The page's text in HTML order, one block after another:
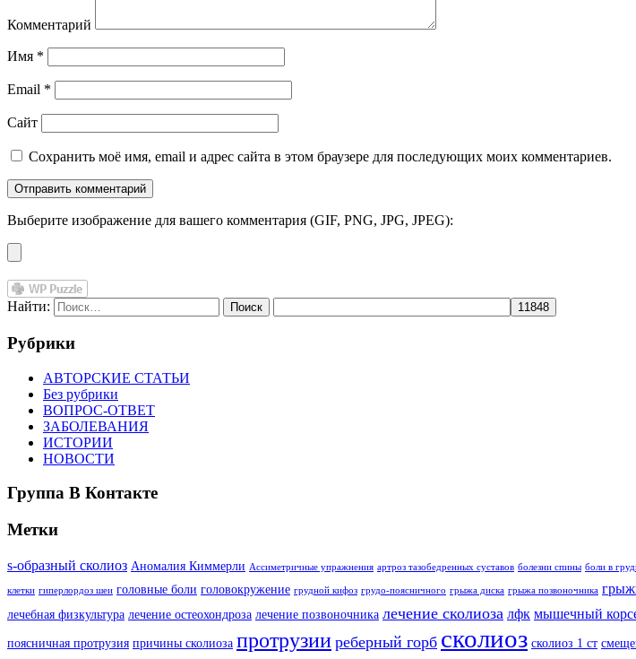
Комментарий
Имя *
Email *
Сайт
Сохранить моё имя, email и адрес сайта в этом браузере для последующих моих комментариев.
Выберите изображение для вашего комментария (GIF, PNG, JPG, JPEG):
Найти:
Рубрики
АВТОРСКИЕ СТАТЬИ
Без рубрики
ВОПРОС-ОТВЕТ
ЗАБОЛЕВАНИЯ
ИСТОРИИ
НОВОСТИ
Группа В Контакте
Метки
s-образный сколиоз Аномалия Киммерли Ассиметричные упражнения артроз тазобедренных суставов болезни спины боли в
клетки гиперлордоз шеи головные боли головокружение грудной кифоз грудо-поясничного грыжа диска грыжа позвоночника
лечебная физкультура лечение остеохондроза лечение позвоночника лечение сколиоза лфк мышечный
поясничная протрузия причины сколиоза протрузии реберный горб сколиоз сколиоз 1 ст